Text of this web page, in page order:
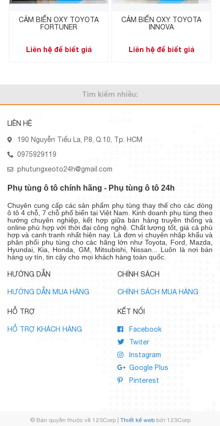
CẢM BIẾN OXY TOYOTA
FORTUNER
Liên hệ để biết giá
CẢM BIẾN OXY TOYOTA
INNOVA
Liên hệ để biết giá
Tìm kiếm nhiều:
LIÊN HỆ
190 Nguyễn Tiểu La, P.8, Q.10, Tp. HCM
0975929119
phutungxeoto24h@gmail.com
Phụ tùng ô tô chính hãng - Phụ tùng ô tô 24h
Chuyên cung cấp các sản phẩm phụ tùng thay thế cho các dòng
ô tô 4 chỗ, 7 chỗ phổ biến tại Việt Nam. Kinh doanh phụ tùng theo
hướng chuyên nghiệp, kết hợp giữa bán hàng truyền thống và
online phù hợp với thời đại công nghệ. Chất lượng tốt, giá cả phù
hợp và canh tranh nhất hiện nay. Là đơn vị chuyên nhập khẩu và
phân phối phụ tùng cho các hãng lớn như Toyota, Ford, Mazda,
Hyundai, Kia, Honda, GM, Mitsubishi, Nissan... Luôn là nơi bán
hàng uy tín, tin cậy cho mọi khách hàng toàn quốc.
HƯỚNG DẪN
HƯỚNG DẪN MUA HÀNG
CHÍNH SÁCH
CHÍNH SÁCH MUA HÀNG
HỖ TRỢ
HỖ TRỢ KHÁCH HÀNG
KẾT NỐI
Facebook
Twiter
Instagram
Google Plus
Pinterest
© Bản quyền thuộc về 123Corp | Thiết kế webbởi 123Corp